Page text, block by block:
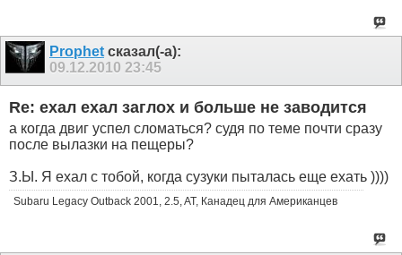
Prophet сказал(-а):
09.12.2010 23:45
Re: ехал ехал заглох и больше не заводится
а когда двиг успел сломаться? судя по теме почти сразу
после вылазки на пещеры?
З.Ы. Я ехал с тобой, когда сузуки пыталась еще ехать ))))
Subaru Legacy Outback 2001, 2.5, AT, Канадец для Американцев